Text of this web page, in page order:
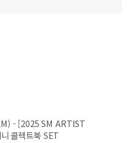
- [2025 SM ARTIST
콜렉트북 SET